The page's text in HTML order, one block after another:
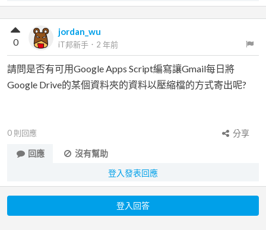
jordan_wu
iT邦新手 ． 2 年前
0
請問是否有可用Google Apps Script編寫讓Gmail每日將
Google Drive的某個資料夾的資料以壓縮檔的方式寄出呢?
0 則回應
分享
回應
沒有幫助
登入發表回應
登入回答